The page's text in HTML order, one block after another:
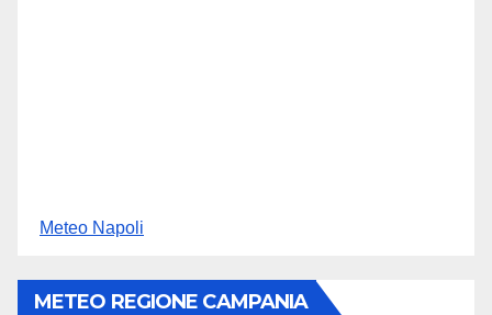
Meteo Napoli
METEO REGIONE CAMPANIA